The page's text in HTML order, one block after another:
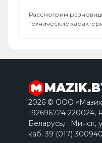
Рассмотрим
технические
2026 © ООО
192696724 220024,
Беларусь,г. Минск,
каб. 39 (017)